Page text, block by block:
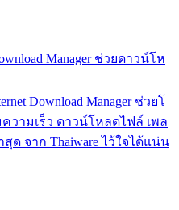
Manager ช่วยดาวน์โห
Download Manager ช่วยโ
วามเร็ว ดาวน์โหลดไฟล์ เพล
ด จาก Thaiware ไว้ใจได้แน่น